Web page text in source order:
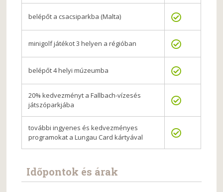
belépőt a csacsiparkba (Malta)
minigolf játékot 3 helyen a régióban
belépőt 4 helyi múzeumba
20% kedvezményt a Fallbach-vízesés
játszóparkjába
további ingyenes és kedvezményes
programokat a Lungau Card kártyával
Időpontok és árak